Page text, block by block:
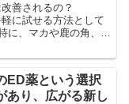
善されるの？
に試せる方法として
に、マカや鹿の角、ス
ED薬という選択
あり、広がる新し